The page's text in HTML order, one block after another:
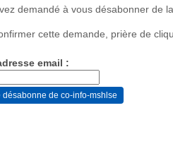
demandé à vous désabonner de
cette demande, prière de
email :